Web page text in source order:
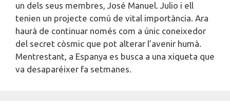
un dels seus membres, José Manuel. Julio i ell
tenien un projecte comú de vital importància. Ara
haurà de continuar només com a únic coneixedor
del secret còsmic que pot alterar l’avenir humà.
Mentrestant, a Espanya es busca a una xiqueta que
va desaparéixer fa setmanes.